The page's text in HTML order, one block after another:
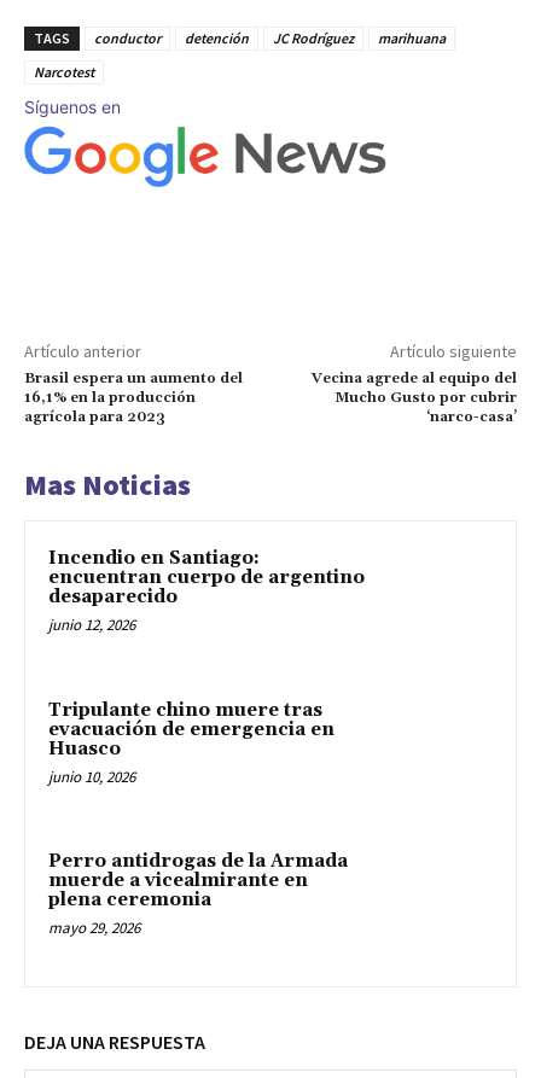
TAGS conductor detención JC Rodríguez
marihuana
Narcotest
Síguenos en
Artículo anterior
Brasil espera un aumento del
16,1% en la producción
agrícola para 2023
Artículo siguiente
Vecina agrede al equipo del
Mucho Gusto por cubrir
‘narco-casa’
Mas Noticias
Incendio en Santiago:
encuentran cuerpo de argentino
desaparecido
junio 12, 2026
Tripulante chino muere tras
evacuación de emergencia en
Huasco
junio 10, 2026
Perro antidrogas de la Armada
muerde a vicealmirante en
plena ceremonia
mayo 29, 2026
DEJA UNA RESPUESTA